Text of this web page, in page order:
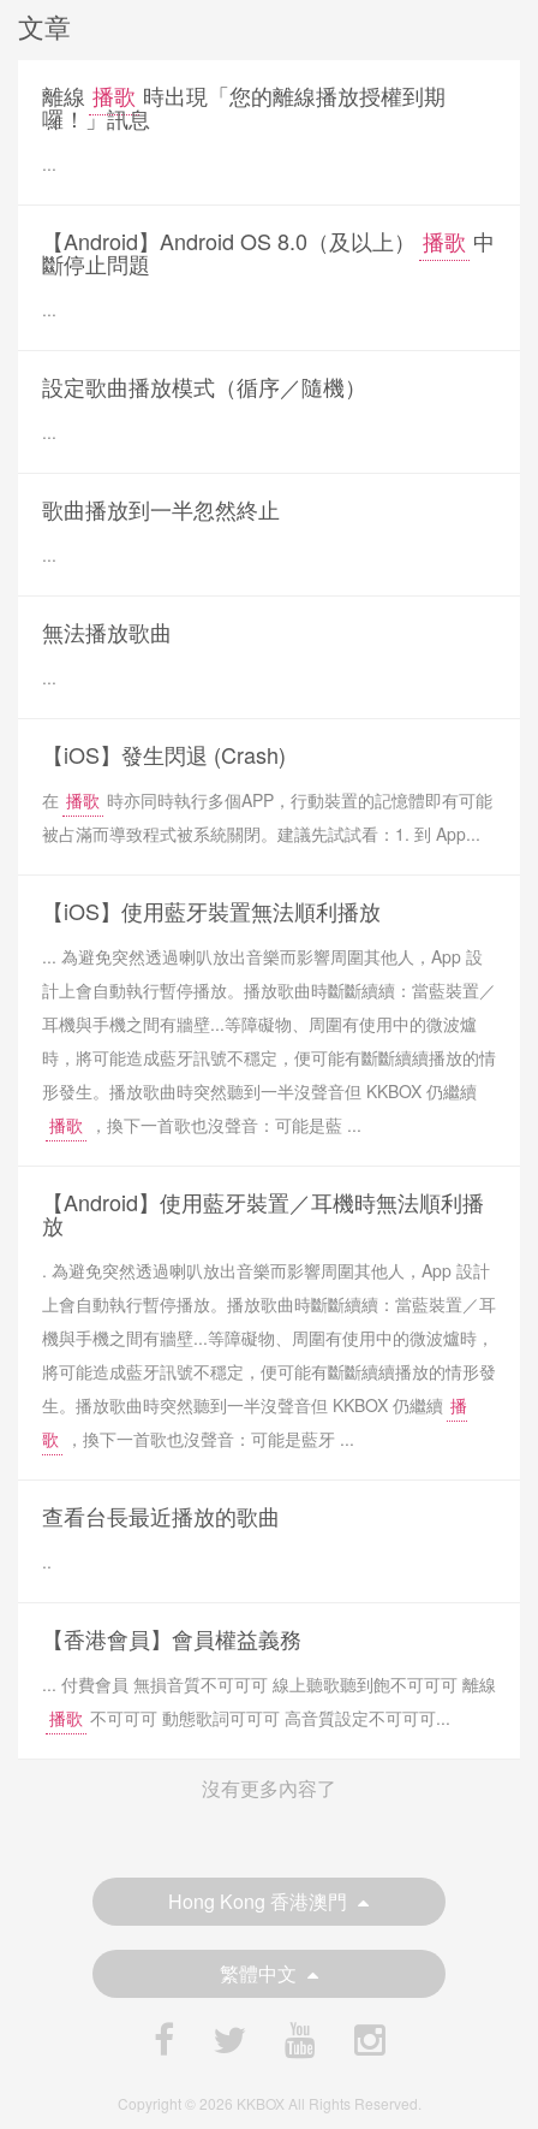
文章
離線 播歌 時出現「您的離線播放授權到期
囉！」訊息
...
【Android】Android OS 8.0（及以上） 播歌 中
斷停止問題
...
設定歌曲播放模式（循序／隨機）
...
歌曲播放到一半忽然終止
...
無法播放歌曲
...
【iOS】發生閃退 (Crash)
在 播歌 時亦同時執行多個APP，行動裝置的記憶體即有可能
被占滿而導致程式被系統關閉。建議先試試看：1. 到 App...
【iOS】使用藍牙裝置無法順利播放
... 為避免突然透過喇叭放出音樂而影響周圍其他人，App 設
計上會自動執行暫停播放。播放歌曲時斷斷續續：當藍裝置／
耳機與手機之間有牆壁...等障礙物、周圍有使用中的微波爐
時，將可能造成藍牙訊號不穩定，便可能有斷斷續續播放的情
形發生。播放歌曲時突然聽到一半沒聲音但 KKBOX 仍繼續
播歌
，換下一首歌也沒聲音：可能是藍 ...
【Android】使用藍牙裝置／耳機時無法順利播
放
. 為避免突然透過喇叭放出音樂而影響周圍其他人，App 設計
上會自動執行暫停播放。播放歌曲時斷斷續續：當藍裝置／耳
機與手機之間有牆壁...等障礙物、周圍有使用中的微波爐時，
將可能造成藍牙訊號不穩定，便可能有斷斷續續播放的情形發
生。播放歌曲時突然聽到一半沒聲音但 KKBOX 仍繼續 播
歌
，換下一首歌也沒聲音：可能是藍牙 ...
查看台長最近播放的歌曲
..
【香港會員】會員權益義務
... 付費會員 無損音質不可可可 線上聽歌聽到飽不可可可 離線
播歌 不可可可 動態歌詞可可可 高音質設定不可可可...
沒有更多內容了
Hong Kong 香港澳門
繁體中文
Copyright © 2026 KKBOX All Rights Reserved.